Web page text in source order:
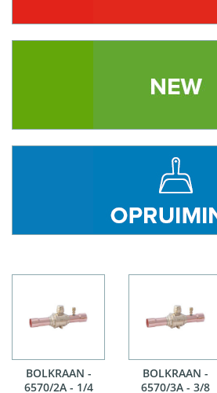
BOLKRAAN -
6570/2A - 1/4
BOLKRAAN -
6570/3A - 3/8